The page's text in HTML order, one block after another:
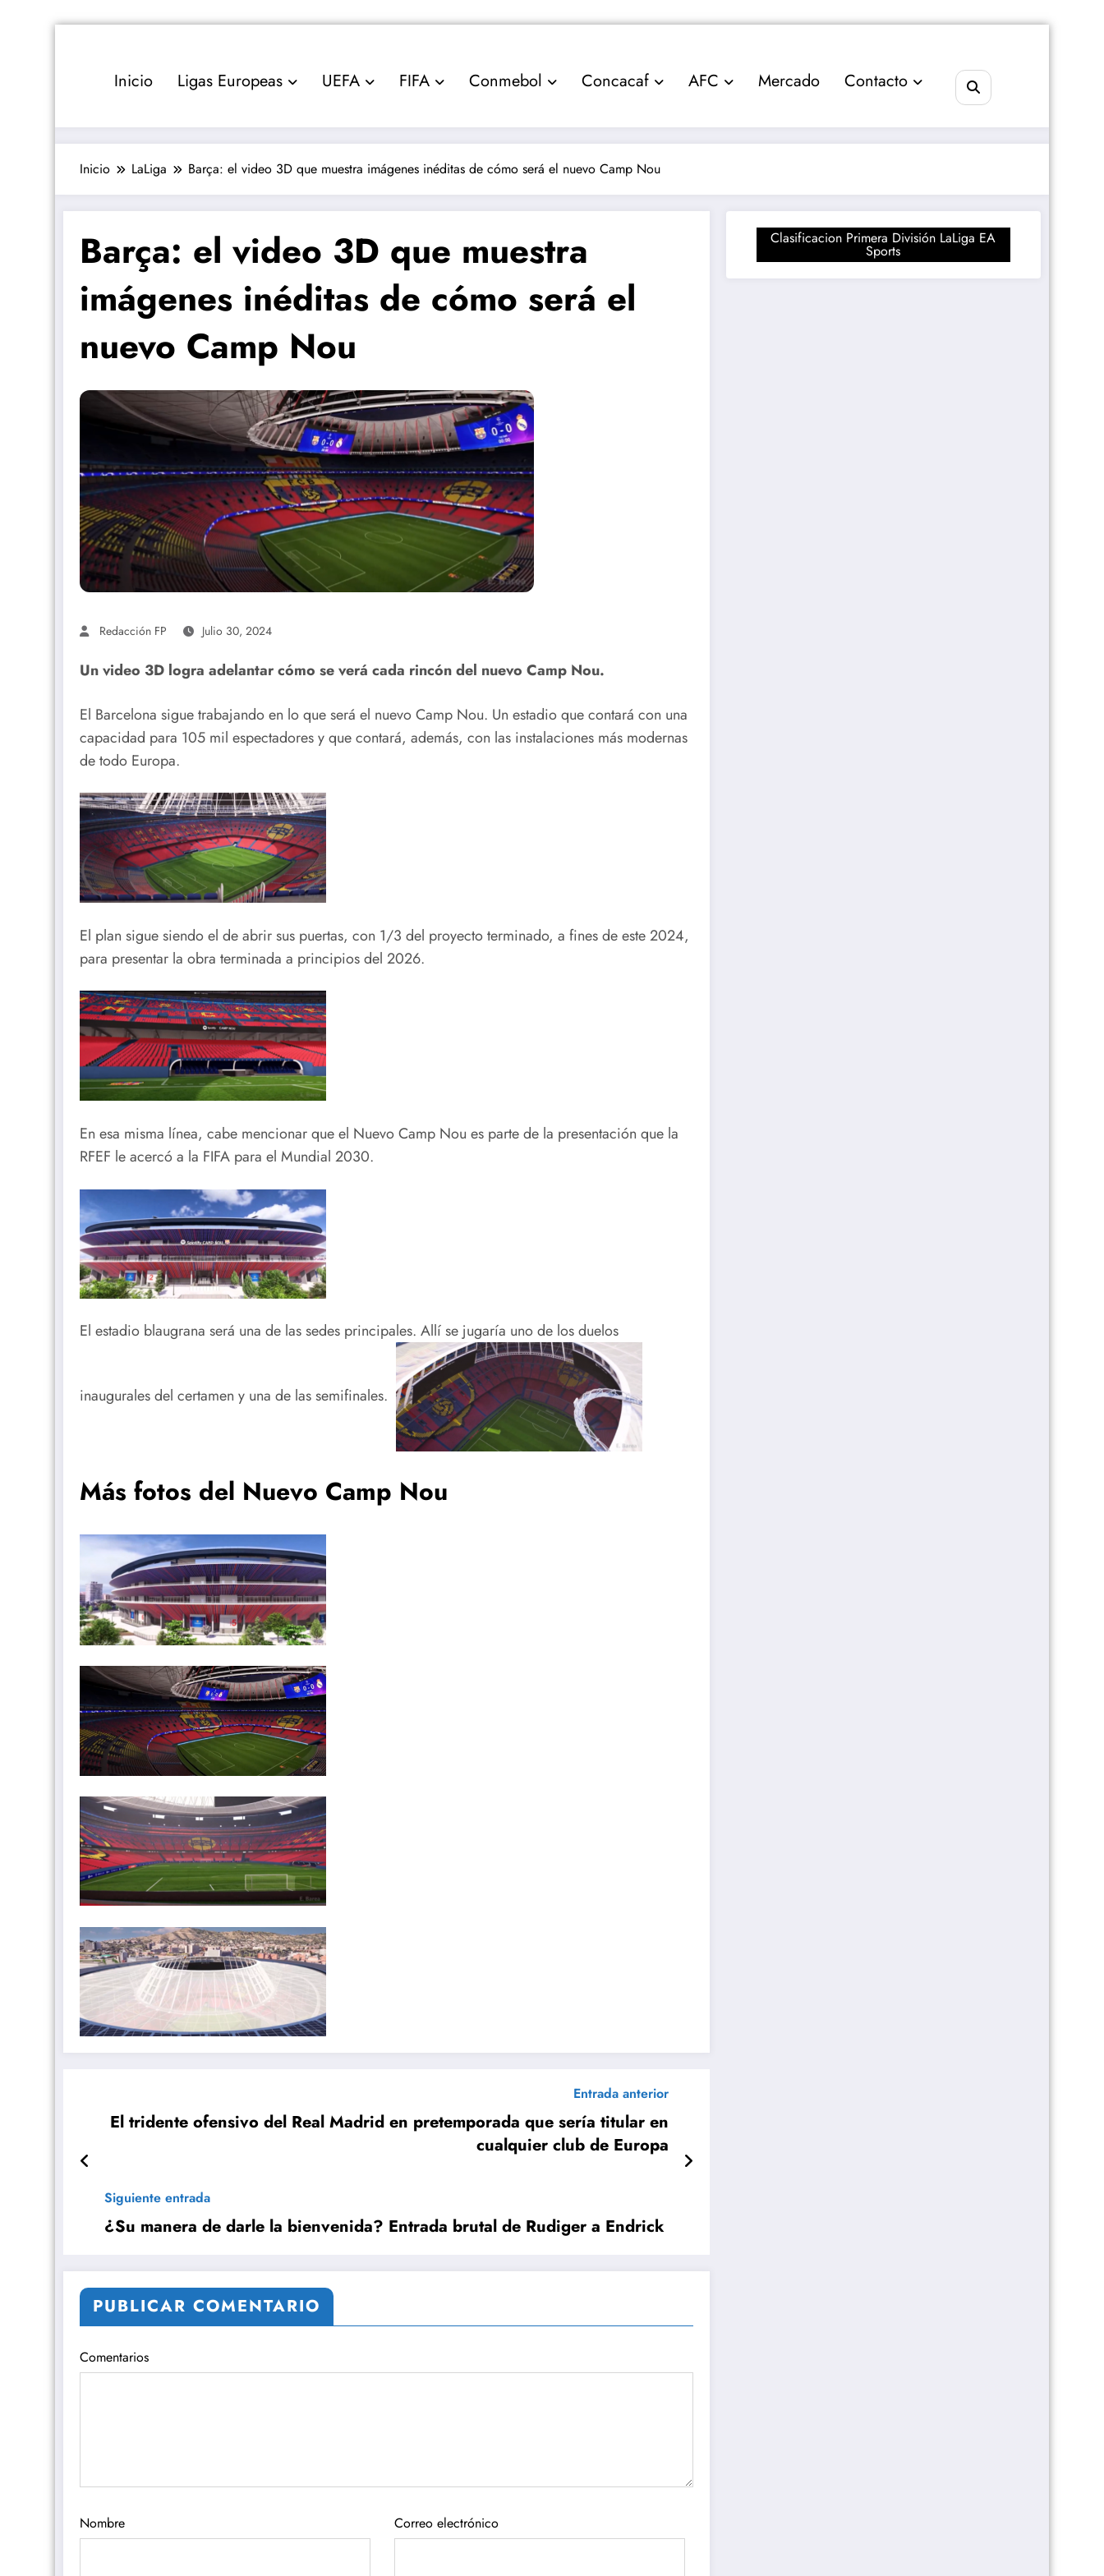
Inicio Ligas Europeas UEFA FIFA Conmebol Concacaf AFC Mercado Contacto
Inicio LaLiga Barça: el video 3D que muestra imágenes inéditas de cómo será el nuevo Camp Nou
Barça: el video 3D que muestra
imágenes inéditas de cómo será el
nuevo Camp Nou
Redacción FP Julio 30, 2024
Un video 3D logra adelantar cómo se verá cada rincón del nuevo Camp Nou.
El Barcelona sigue trabajando en lo que será el nuevo Camp Nou. Un estadio que contará con una
capacidad para 105 mil espectadores y que contará, además, con las instalaciones más modernas
de todo Europa.
El plan sigue siendo el de abrir sus puertas, con 1/3 del proyecto terminado, a fines de este 2024,
para presentar la obra terminada a principios del 2026.
En esa misma línea, cabe mencionar que el Nuevo Camp Nou es parte de la presentación que la
RFEF le acercó a la FIFA para el Mundial 2030.
El estadio blaugrana será una de las sedes principales. Allí se jugaría uno de los duelos
inaugurales del certamen y una de las semifinales.
Más fotos del Nuevo Camp Nou
Entrada anterior
El tridente ofensivo del Real Madrid en pretemporada que sería titular en
cualquier club de Europa
Siguiente entrada
¿Su manera de darle la bienvenida? Entrada brutal de Rudiger a Endrick
PUBLICAR COMENTARIO
Comentarios
Nombre Correo electrónico
Clasificacion Primera División LaLiga EA
Sports